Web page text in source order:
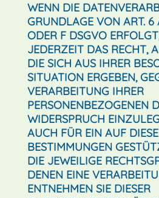
WENN DIE
GRUNDLAGE VON ART. 6
ODER F DSGVO
JEDERZEIT DAS RECHT,
DIE SICH AUS IHRER
SITUATION ERGEBEN,
VERARBEITUNG IHRER
PERSONENBEZOGENEN
WIDERSPRUCH
AUCH FÜR EIN AUF DIESE
BESTIMMUNGEN
DIE JEWEILIGE
DENEN EINE
ENTNEHMEN SIE DIESER